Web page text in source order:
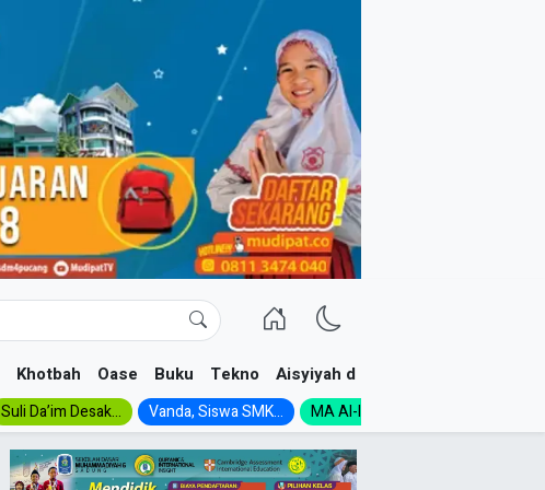
Khotbah Oase Buku Tekno Aisyiyah dan NA
Suli Da’im Desak... Vanda, Siswa SMK... MA Al-Ishlah Gelar...